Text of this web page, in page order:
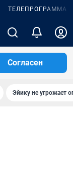
ТЕЛЕПРОГРАММА
Согласен
Эйику не угрожает